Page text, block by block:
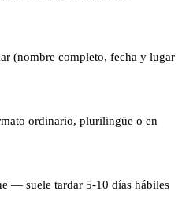
(nombre completo, fecha y lugar
ordinario, plurilingüe o en
— suele tardar 5-10 días hábiles